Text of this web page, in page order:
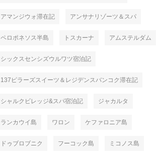
アマンジウォ滞在記 アンサナリゾーツ＆スパ
ペロポネソス半島 トスカーナ アムステルダム
シックスセンシズウルワツ宿泊記
137ピラーズスイーツ＆レジデンスバンコク滞在記
シャルクビレッジ&スパ宿泊記 ジャカルタ
ランカウイ島 ワロン ケファロニア島
ドゥブロブニク フーコック島 ミコノス島